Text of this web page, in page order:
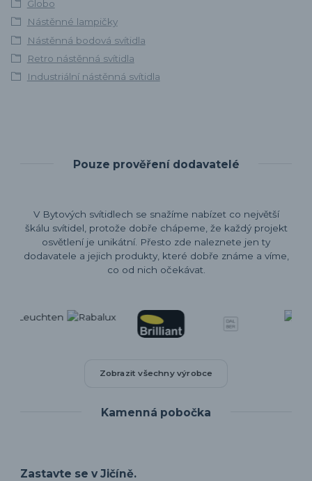
Globo
Nástěnné lampičky
Nástěnná bodová svítidla
Retro nástěnná svítidla
Industriální nástěnná svítidla
Pouze prověření dodavatelé
V Bytových svítidlech se snažíme nabízet co největší
škálu svítidel, protože dobře chápeme, že každý projekt
osvětlení je unikátní. Přesto zde naleznete jen ty
dodavatele a jejich produkty, které dobře známe a víme,
co od nich očekávat.
Zobrazit všechny výrobce
Kamenná pobočka
Zastavte se v Jičíně.